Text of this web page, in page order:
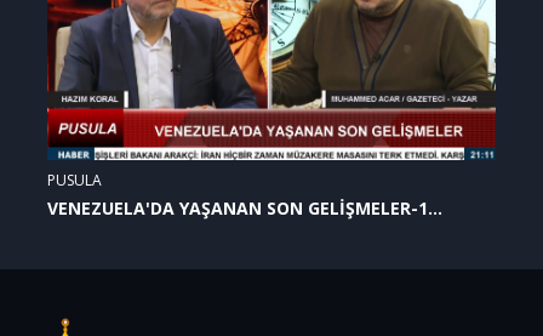
PUSULA
VENEZUELA'DA YAŞANAN SON GELİŞMELER-1